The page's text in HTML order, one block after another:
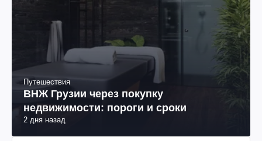
Путешествия
ВНЖ Грузии через покупку
недвижимости: пороги и сроки
2 дня назад